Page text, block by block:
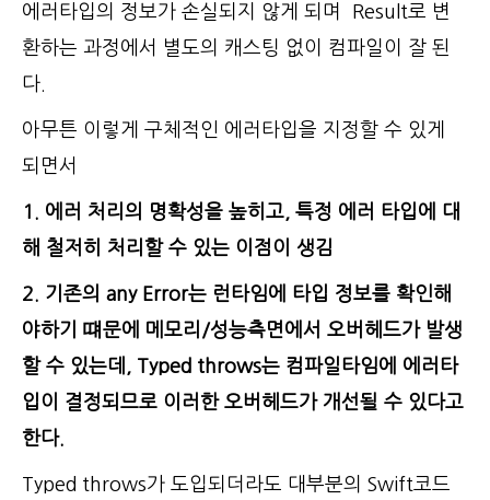
에러타입의 정보가 손실되지 않게 되며 Result로 변
환하는 과정에서 별도의 캐스팅 없이 컴파일이 잘 된
다.
아무튼 이렇게 구체적인 에러타입을 지정할 수 있게
되면서
1. 에러 처리의 명확성을 높히고, 특정 에러 타입에 대
해 철저히 처리할 수 있는 이점이 생김
2. 기존의 any Error는 런타임에 타입 정보를 확인해
야하기 떄문에 메모리/성능측면에서 오버헤드가 발생
할 수 있는데, Typed throws는 컴파일타임에 에러타
입이 결정되므로 이러한 오버헤드가 개선될 수 있다고
한다.
Typed throws가 도입되더라도 대부분의 Swift코드